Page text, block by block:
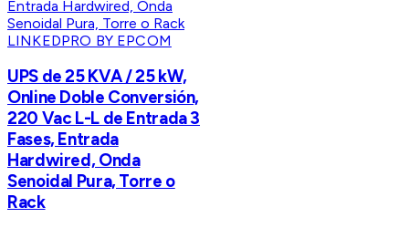
LINKEDPRO BY EPCOM
UPS de 25 KVA / 25 kW,
Online Doble Conversión,
220 Vac L-L de Entrada 3
Fases, Entrada
Hardwired, Onda
Senoidal Pura, Torre o
Rack